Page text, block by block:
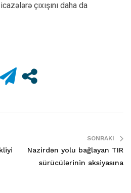
çıxışını daha da
SONRAKI
Nazirdən yolu bağlayan TIR
sürücülərinin aksiyasına